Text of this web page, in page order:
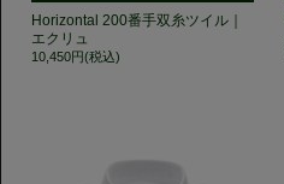
Horizontal 200番手双糸ツイル｜
エクリュ
10,450円(税込)